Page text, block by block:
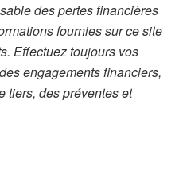
des pertes financières
fournies sur ce site
Effectuez toujours vos
engagements financiers,
tiers, des préventes et